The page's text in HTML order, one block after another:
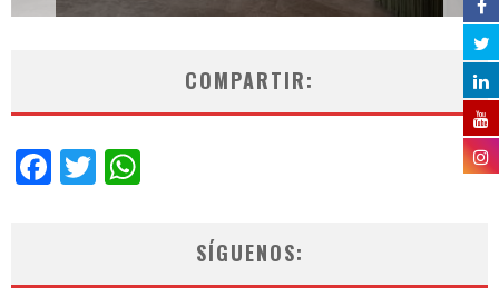
COMPARTIR:
Facebook
Twitter
SÍGUENOS: